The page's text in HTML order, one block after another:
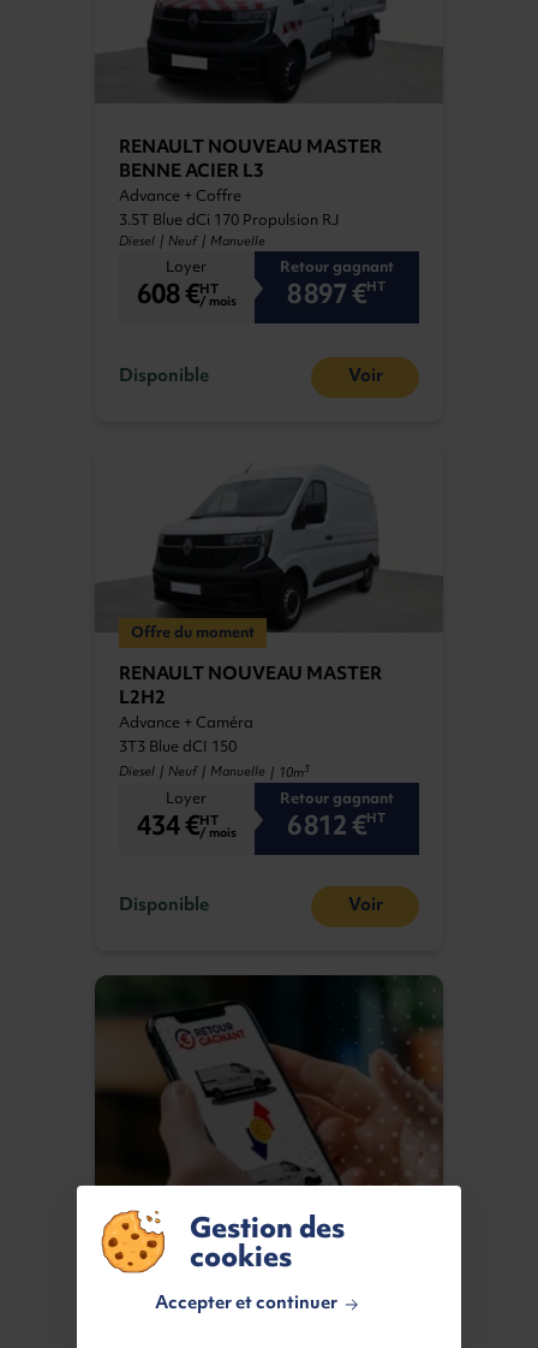
location longue durée (LLD) des véhicules de
cette gamme à des prix intéressants.
Choisissez le fourgon qui répond à vos
besoins pour profiter pleinement de chaque
avantage de laLLD d'un utilitaire Renault
auprès de notre société.
RENAULT NOUVEAU MASTER
BENNE ACIER L3
Advance + Coffre
3.5T Blue dCi 170 Propulsion RJ
Diesel | Neuf | Manuelle
Loyer
608 €HT
/ mois
Retour gagnant
8 897 €HT
Disponible Voir
Offre du moment
RENAULT NOUVEAU MASTER
L2H2
Advance + Caméra
3T3 Blue dCI 150
Diesel | Neuf | Manuelle | 10m3
Loyer
434 €HT
/ mois
Retour gagnant
6 812 €HT
Disponible Voir
Notre exclusivité :
Gestion des
cookies
Accepter et continuer